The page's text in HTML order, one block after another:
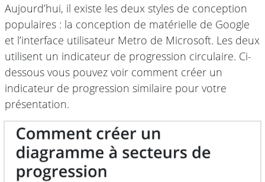
Aujourd’hui, il existe les deux styles de conception
populaires : la conception de matérielle de Google
et l’interface utilisateur Metro de Microsoft. Les deux
utilisent un indicateur de progression circulaire. Ci-
dessous vous pouvez voir comment créer un
indicateur de progression similaire pour votre
présentation.